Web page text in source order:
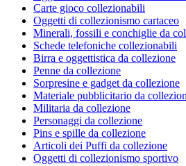
Carte gioco collezionabili
Oggetti di collezionismo cartaceo
Minerali, fossili e conchiglie da
Schede telefoniche collezionabili
Birra e oggettistica da collezione
Penne da collezione
Sorpresine e gadget da collezione
Materiale pubblicitario da
Militaria da collezione
Personaggi da collezione
Pins e spille da collezione
Articoli dei Puffi da collezione
Oggetti di collezionismo sportivo